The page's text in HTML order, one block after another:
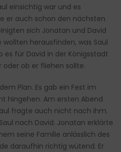
einsichtig war und es
er auch schon den nächsten
sich Jonatan und David
wollten herausfinden, was Saul
für David in der Königsstadt
ob er fliehen sollte.
Plan. Es gab ein Fest im
hingehen. Am ersten Abend
fragte auch nicht nach ihm.
nach David. Jonatan erklärte
seine Familie anlässlich des
daraufhin richtig wütend. Er